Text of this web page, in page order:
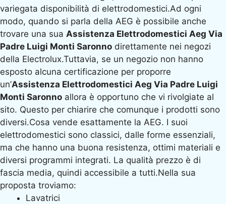
variegata disponibilità di elettrodomestici.Ad ogni
modo, quando si parla della AEG è possibile anche
trovare una sua Assistenza Elettrodomestici Aeg Via
Padre Luigi Monti Saronno direttamente nei negozi
della Electrolux.Tuttavia, se un negozio non hanno
esposto alcuna certificazione per proporre
un’Assistenza Elettrodomestici Aeg Via Padre Luigi
Monti Saronno allora è opportuno che vi rivolgiate al
sito. Questo per chiarire che comunque i prodotti sono
diversi.Cosa vende esattamente la AEG. I suoi
elettrodomestici sono classici, dalle forme essenziali,
ma che hanno una buona resistenza, ottimi materiali e
diversi programmi integrati. La qualità prezzo è di
fascia media, quindi accessibile a tutti.Nella sua
proposta troviamo:
Lavatrici